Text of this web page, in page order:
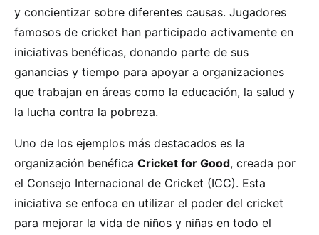
y concientizar sobre diferentes causas. Jugadores
famosos de cricket han participado activamente en
iniciativas benéficas, donando parte de sus
ganancias y tiempo para apoyar a organizaciones
que trabajan en áreas como la educación, la salud y
la lucha contra la pobreza.
Uno de los ejemplos más destacados es la
organización benéfica Cricket for Good, creada por
el Consejo Internacional de Cricket (ICC). Esta
iniciativa se enfoca en utilizar el poder del cricket
para mejorar la vida de niños y niñas en todo el